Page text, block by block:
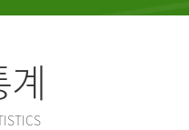
계